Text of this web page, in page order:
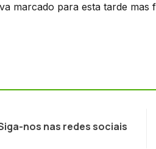
marcado para esta tarde mas
nos nas redes sociais